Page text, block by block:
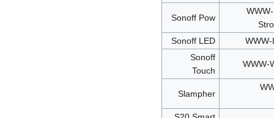
Sonoff Pow
Sonoff LED
Sonoff
Touch
WWW-
Slampher